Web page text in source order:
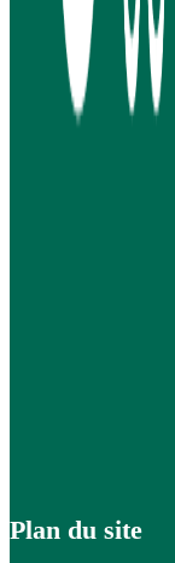
Plan du site